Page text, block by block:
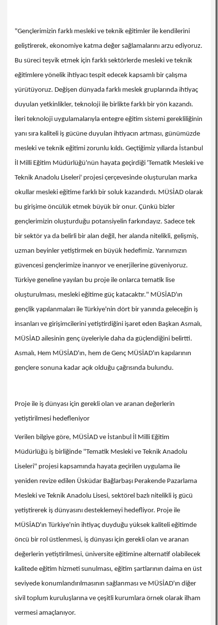
"Gençlerimizin farklı mesleki ve teknik eğitimler ile kendilerini
geliştirerek, ekonomiye katma değer sağlamalarını arzu ediyoruz.
Bu süreci teşvik etmek için farklı sektörlerde mesleki ve teknik
eğitimlere yönelik ihtiyacı tespit edecek kapsamlı bir çalışma
yürütüyoruz. Değişen dünyada farklı meslek gruplarında ihtiyaç
duyulan yetkinlikler, teknoloji ile birlikte farklı bir yön kazandı.
İleri teknoloji uygulamalarıyla entegre eğitim sistemi gerekliliğinin
yanı sıra kaliteli iş gücüne duyulan ihtiyacın artması, günümüzde
mesleki ve teknik eğitimi zorunlu kıldı. Geçtiğimiz yıllarda İstanbul
İl Milli Eğitim Müdürlüğü'nün hayata geçirdiği 'Tematik Mesleki ve
Teknik Anadolu Liseleri' projesi çerçevesinde oluşturulan marka
okullar mesleki eğitime farklı bir soluk kazandırdı. MÜSİAD olarak
bu girişime öncülük etmek büyük bir onur. Çünkü bizler
gençlerimizin oluşturduğu potansiyelin farkındayız. Sadece tek
bir sektör ya da belirli bir alan değil, her alanda nitelikli, gelişmiş,
uzman beyinler yetiştirmek en büyük hedefimiz. Yarınımızın
güvencesi gençlerimize inanıyor ve enerjilerine güveniyoruz.
Türkiye geneline yayılan bu proje ile onlarca tematik lise
oluşturulması, mesleki eğitime güç katacaktır." MÜSİAD'ın
gençlik yapılanmaları ile Türkiye'nin dört bir yanında geleceğin iş
insanları ve girişimcilerini yetiştirdiğini işaret eden Başkan Asmalı,
MÜSİAD ailesinin genç üyeleriyle daha da güçlendiğini belirtti.
Asmalı, Hem MÜSİAD'ın, hem de Genç MÜSİAD'ın kapılarının
gençlere sonuna kadar açık olduğu çağrısında bulundu.
Proje ile iş dünyası için gerekli olan ve aranan değerlerin
yetiştirilmesi hedefleniyor
Verilen bilgiye göre, MÜSİAD ve İstanbul İl Milli Eğitim
Müdürlüğü iş birliğinde "Tematik Mesleki ve Teknik Anadolu
Liseleri" projesi kapsamında hayata geçirilen uygulama ile
yeniden revize edilen Üsküdar Bağlarbaşı Perakende Pazarlama
Mesleki ve Teknik Anadolu Lisesi, sektörel bazlı nitelikli iş gücü
yetiştirerek iş dünyasını desteklemeyi hedefliyor. Proje ile
MÜSİAD'ın Türkiye'nin ihtiyaç duyduğu yüksek kaliteli eğitimde
öncü bir rol üstlenmesi, iş dünyası için gerekli olan ve aranan
değerlerin yetiştirilmesi, üniversite eğitimine alternatif olabilecek
kalitede eğitim hizmeti sunulması, eğitim şartlarının daima en üst
seviyede konumlandırılmasının sağlanması ve MÜSİAD'ın diğer
sivil toplum kuruluşlarına ve çeşitli kurumlara örnek olarak ilham
vermesi amaçlanıyor.